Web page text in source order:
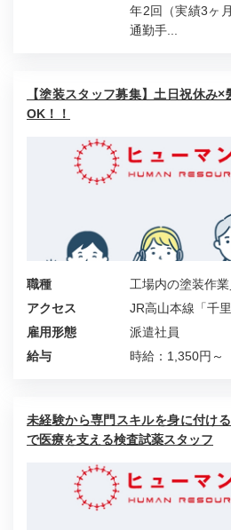
年2回（実績3ヶ
通勤手...
【塗装スタッフ募集】土日祝休み
OK！！
職種
工場内の塗装作業
アクセス
JR高山本線「千
雇用形態
派遣社員
給与
時給：1,350円～
未経験から専門スキルを身に付け
で医療を支える検査試薬スタッフ